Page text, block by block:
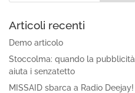
Articoli recenti
Demo articolo
Stoccolma: quando la pubblicità
aiuta i senzatetto
MISSAID sbarca a Radio Deejay!